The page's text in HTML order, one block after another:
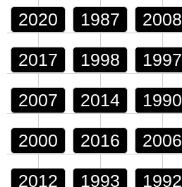
2020 1987 2008
2017 1998 1997
2007 2014 1990
2000 2016 2006
2012 1993 1992